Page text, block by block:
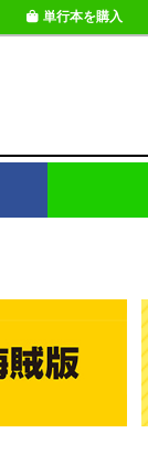
単行本を購入